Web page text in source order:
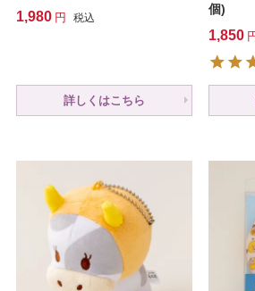
1,980 税込
詳しくはこちら
個)
1,850